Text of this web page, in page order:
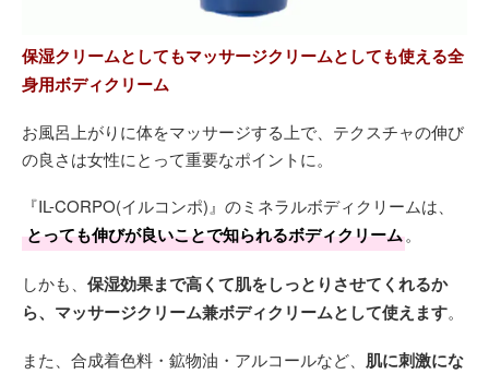
保湿クリームとしてもマッサージクリームとしても使える全
身用ボディクリーム
お風呂上がりに体をマッサージする上で、テクスチャの伸び
の良さは女性にとって重要なポイントに。
『IL-CORPO(イルコンポ)』のミネラルボディクリームは、
とっても伸びが良いことで知られるボディクリーム。
しかも、 保湿効果まで高くて肌をしっとりさせてくれるか
ら、マッサージクリーム兼ボディクリームとして使えます。
また、合成着色料・鉱物油・アルコールなど、 肌に刺激にな